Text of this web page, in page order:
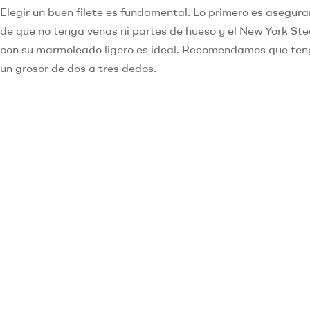
Elegir un buen filete es fundamental. Lo primero es
de que no tenga venas ni partes de hueso y el New York
con su marmoleado ligero es ideal. Recomendamos que
un grosor de dos a tres dedos.